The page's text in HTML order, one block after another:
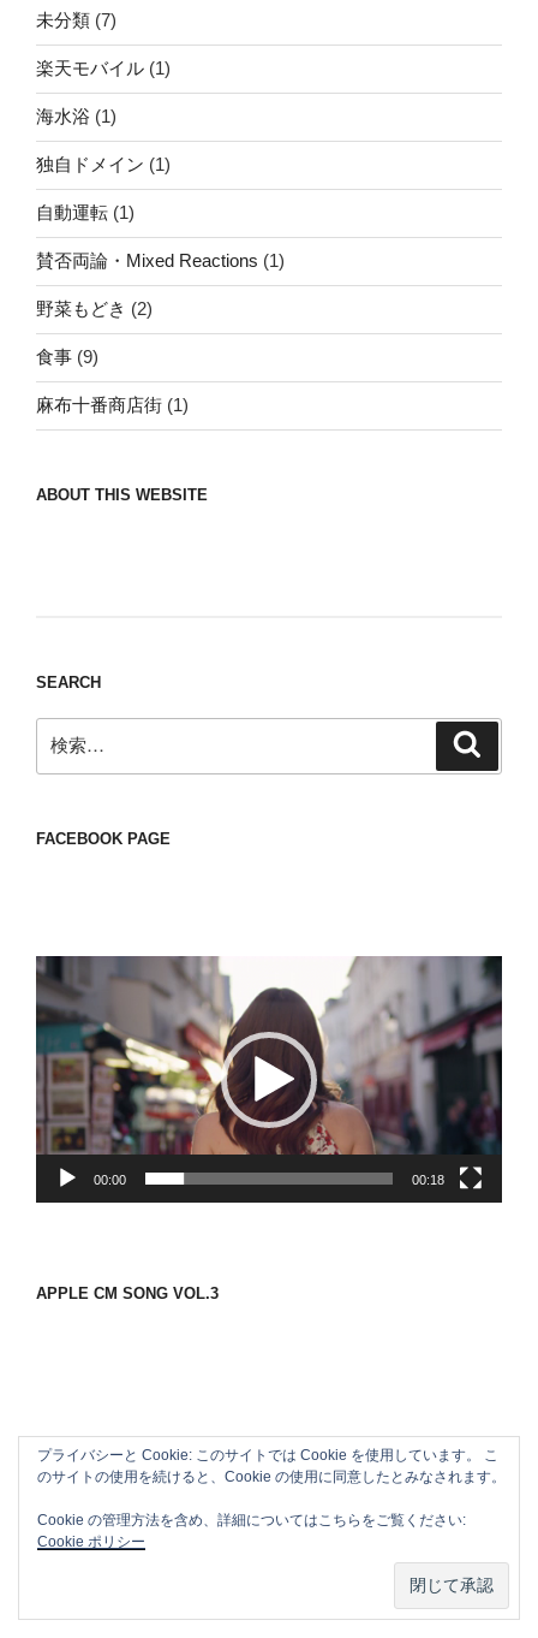
未分類 (7)
楽天モバイル (1)
海水浴 (1)
独自ドメイン (1)
自動運転 (1)
賛否両論・Mixed Reactions (1)
野菜もどき (2)
食事 (9)
麻布十番商店街 (1)
ABOUT THIS WEBSITE
SEARCH
索:
FACEBOOK PAGE
動
画
プ
レ
ー
ヤ
ー
00:00 00:18
APPLE CM SONG VOL.3
プライバシーと Cookie: このサイトでは Cookie を使用しています。 こ
のサイトの使用を続けると、Cookie の使用に同意したとみなされます。
Cookie の管理方法を含め、詳細についてはこちらをご覧ください:
Cookie ポリシー